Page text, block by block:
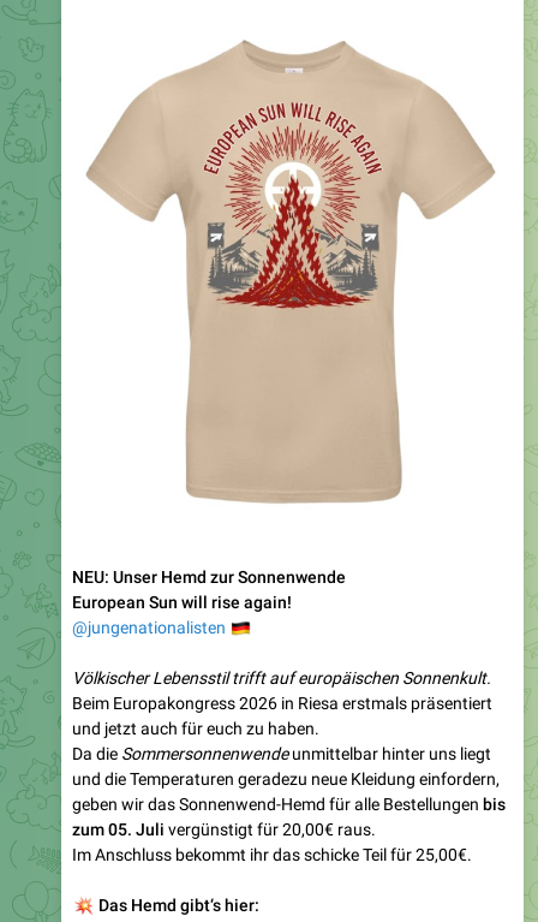
@jungenationalisten
🇩🇪
Völkischer Lebensstil trifft auf europäischen Sonnenkult.
und jetzt auch für euch zu haben.
Da dieSommersonnenwendeunmittelbar hinter uns liegt
und die Temperaturen geradezu neue Kleidung einfordern,
geben wir das Sonnenwend-Hemd für alle Bestellungenbis
zum 05. Julivergünstigt für 20,00€ raus.
Im Anschluss bekommt ihr das schicke Teil für 25,00€.
Das Hemd gibt‘s hier: